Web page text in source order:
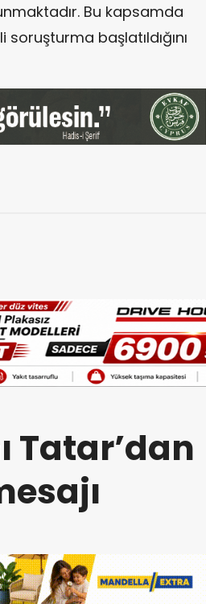
Bu kapsamda
soruşturma başlatıldığını
Tatar’dan